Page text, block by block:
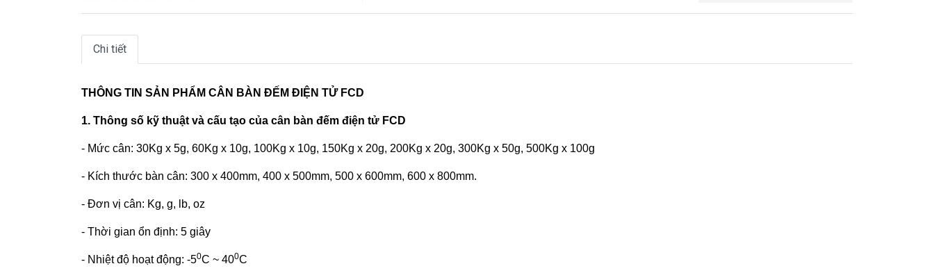
Chi tiết
THÔNG TIN SẢN PHẨM CÂN BÀN ĐẾM ĐIỆN TỬ FCD
1. Thông số kỹ thuật và cấu tạo của cân bàn đếm điện tử FCD
- Mức cân: 30Kg x 5g, 60Kg x 10g, 100Kg x 10g, 150Kg x 20g, 200Kg x 20g, 300Kg x 50g, 500Kg x 100g
- Kích thước bàn cân: 300 x 400mm, 400 x 500mm, 500 x 600mm, 600 x 800mm.
- Đơn vị cân: Kg, g, lb, oz
- Thời gian ổn định: 5 giây
- Nhiệt độ hoạt động: -50C ~ 400C